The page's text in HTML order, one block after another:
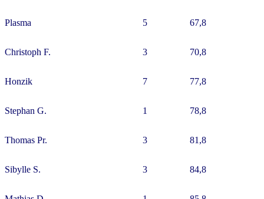
Plasma 5 67,8
Christoph F. 3 70,8
Honzik 7 77,8
Stephan G. 1 78,8
Thomas Pr. 3 81,8
Sibylle S. 3 84,8